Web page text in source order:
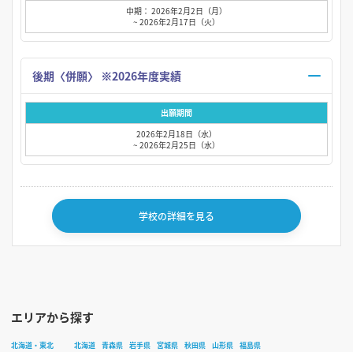
中期： 2026年2月2日（月）
~ 2026年2月17日（火）
出願期間
2026年2月18日（水）
~ 2026年2月25日（水）
学校の詳細を見る
エリアから探す
北海道・東北 北海道 青森県 岩手県 宮城県 秋田県 山形県
福島県